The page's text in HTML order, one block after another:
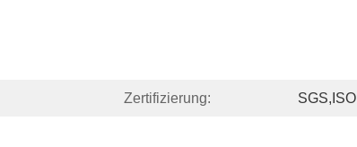
Zertifizierung: SGS,ISO